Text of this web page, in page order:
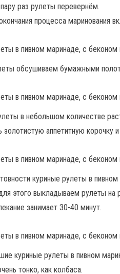
раз рулеты перевернём.
процесса маринования
обсушиваем бумажными
в небольшом количестве
золотистую аппетитную корочку
куриные рулеты в
этого выкладываем рулеты на
занимает 30-40 минут.
куриные рулеты в пивном
тонко, как колбаса.